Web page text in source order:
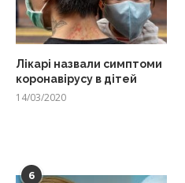
Лікарі назвали симптоми
коронавірусу в дітей
14/03/2020
6